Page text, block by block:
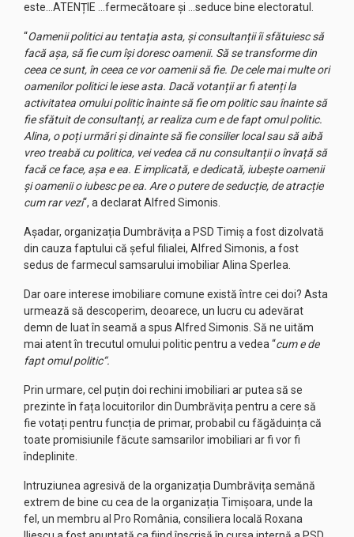
este…ATENȚIE …fermecătoare și …seduce bine electoratul.
“Oamenii politici au tentația asta, și consultanții îi sfătuiesc să
facă așa, să fie cum își doresc oamenii. Să se transforme din
ceea ce sunt, în ceea ce vor oamenii să fie. De cele mai multe ori
oamenilor politici le iese asta. Dacă votanții ar fi atenți la
activitatea omului politic înainte să fie om politic sau înainte să
fie sfătuit de consultanți, ar realiza cum e de fapt omul politic.
Alina, o poți urmări și dinainte să fie consilier local sau să aibă
vreo treabă cu politica, vei vedea că nu consultanții o învață să
facă ce face, așa e ea. E implicată, e dedicată, iubește oamenii
și oamenii o iubesc pe ea. Are o putere de seducție, de atracție
cum rar vezi“, a declarat Alfred Simonis.
Așadar, organizația Dumbrăvița a PSD Timiș a fost dizolvată
din cauza faptului că șeful filialei, Alfred Simonis, a fost
sedus de farmecul samsarului imobiliar Alina Sperlea.
Dar oare interese imobiliare comune există între cei doi? Asta
urmează să descoperim, deoarece, un lucru cu adevărat
demn de luat în seamă a spus Alfred Simonis. Să ne uităm
mai atent în trecutul omului politic pentru a vedea “cum e de
fapt omul politic“.
Prin urmare, cel puțin doi rechini imobiliari ar putea să se
prezinte în fața locuitorilor din Dumbrăvița pentru a cere să
fie votați pentru funcția de primar, probabil cu făgăduința că
toate promisiunile făcute samsarilor imobiliari ar fi vor fi
îndeplinite.
Intruziunea agresivă de la organizația Dumbrăvița semănă
extrem de bine cu cea de la organizația Timișoara, unde la
fel, un membru al Pro România, consiliera locală Roxana